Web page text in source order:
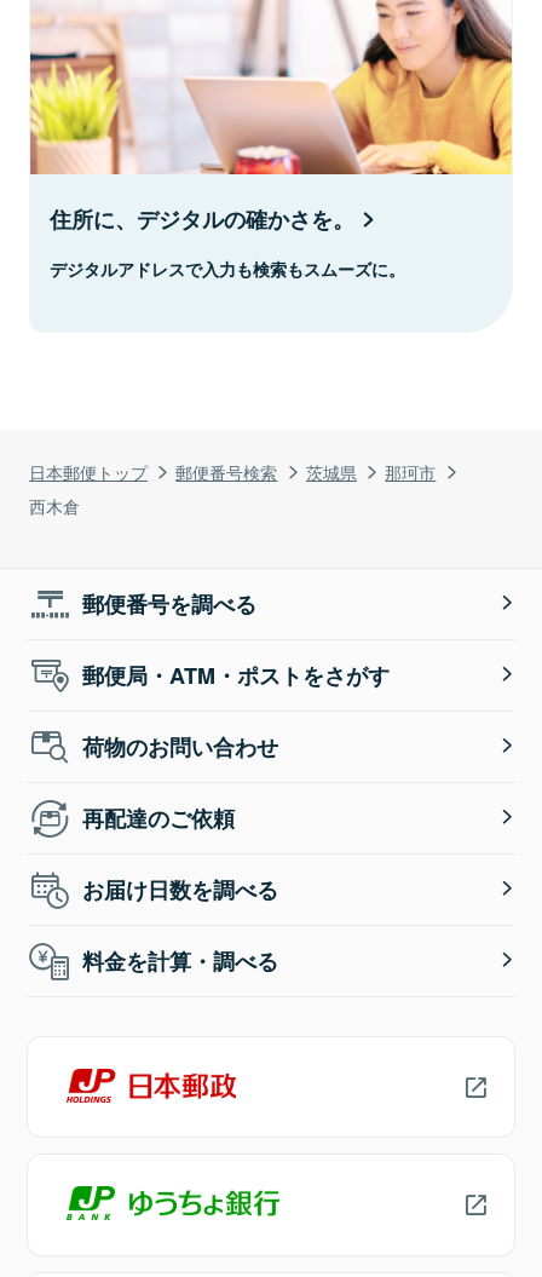
日本郵便トップ 郵便番号検索 茨城県
那珂市
西木倉
住所に、デジタルの確かさを。
デジタルアドレスで入力も検索もスムーズに。
郵便番号を調べる
郵便局・ATM・ポストをさがす
荷物のお問い合わせ
再配達のご依頼
お届け日数を調べる
料金を計算・調べる